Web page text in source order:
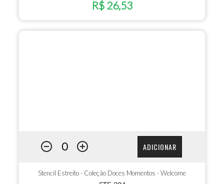
R$ 26,53
ADICIONAR
Stencil Estreito - Coleção Doces Momentos - Welcome